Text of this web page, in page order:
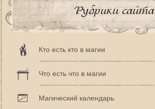
Рубрики сайта
Кто есть кто в магии
Что есть что в магии
Магический календарь